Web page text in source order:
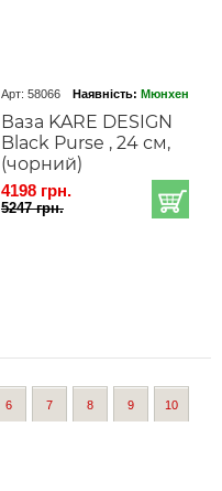
Арт: 58066 Наявність: Мюнхен
Ваза KARE DESIGN
Black Purse , 24 см,
(чорний)
4198 грн.
5247 грн.
6 7 8 9 10